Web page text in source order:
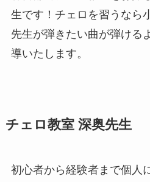
生です！チェロを習うなら
先生が弾きたい曲が弾ける
導いたします。
チェロ教室 深奥先生
初心者から経験者まで個人